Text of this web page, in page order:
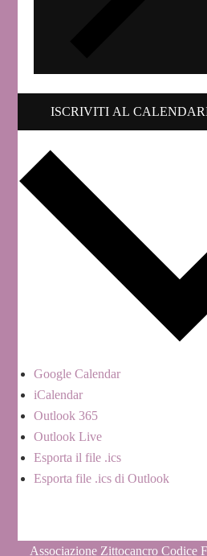
ISCRIVITI AL
Google Calendar
iCalendar
Outlook 365
Outlook Live
Esporta il file .ics
Esporta file .ics di Outlook
Associazione Zittocancro Codice